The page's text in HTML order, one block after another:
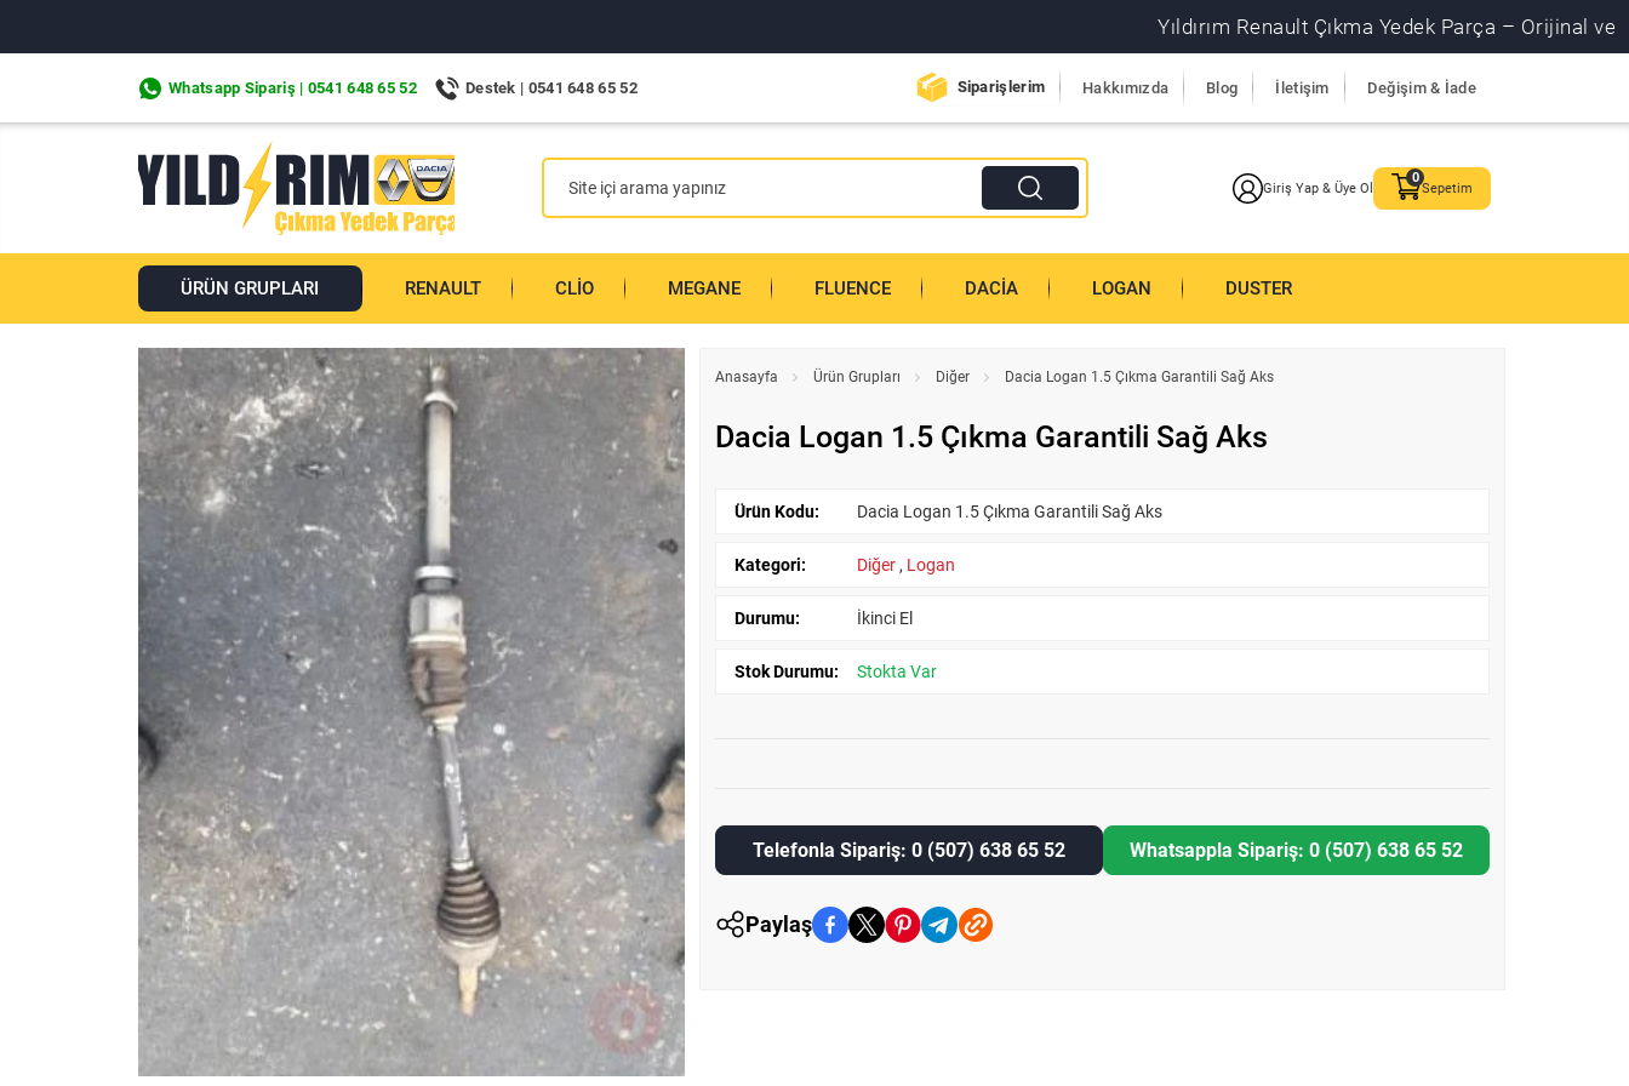
Yıldırım Renault Çıkma Yedek Parça – Orijinal ve
Whatsapp Sipariş | 0541 648 65 52 Destek | 0541 648 65 52 Siparişlerim Hakkımızda Blog İletişim Değişim & İade
Giriş Yap & Üye Ol Sepetim
ÜRÜN GRUPLARI RENAULT CLIO MEGANE FLUENCE DACIA LOGAN DUSTER
Anasayfa Ürün Grupları Diğer Dacia Logan 1.5 Çıkma Garantili Sağ Aks
Dacia Logan 1.5 Çıkma Garantili Sağ Aks
Ürün Kodu: Dacia Logan 1.5 Çıkma Garantili Sağ Aks
Kategori: Diğer , Logan
Durumu: İkinci El
Stok Durumu: Stokta Var
Telefonla Sipariş: 0 (507) 638 65 52 Whatsappla Sipariş: 0 (507) 638 65 52
Paylaş